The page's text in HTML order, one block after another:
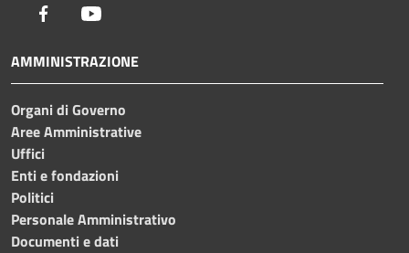
Facebook
AMMINISTRAZIONE
Organi di Governo
Aree Amministrative
Uffici
Enti e fondazioni
Politici
Personale Amministrativo
Documenti e dati